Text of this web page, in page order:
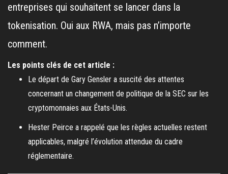
entreprises qui souhaitent se lancer dans la
tokenisation. Oui aux RWA, mais pas n’importe
comment.
Les points clés de cet article :
Le départ de Gary Gensler a suscité des attentes
concernant un changement de politique de la SEC sur les
cryptomonnaies aux États-Unis.
Hester Peirce a rappelé que les règles actuelles restent
applicables, malgré l’évolution attendue du cadre
réglementaire.